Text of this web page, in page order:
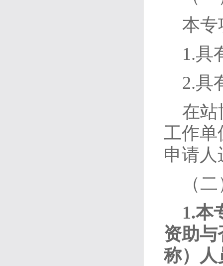
本专
1.具
2.具
在站
工作单
申请人
（
1.本
资助
称）人